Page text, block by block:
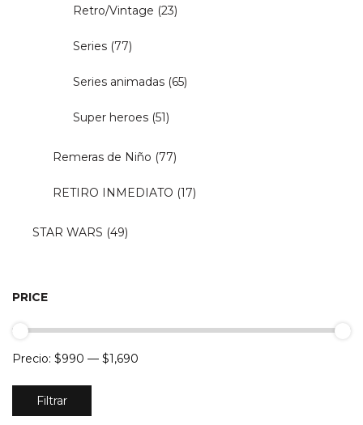
Retro/Vintage (23)
Series (77)
Series animadas (65)
Super heroes (51)
Remeras de Niño (77)
RETIRO INMEDIATO (17)
STAR WARS (49)
PRICE
Precio
mínimo
Precio
máximo
Filtrar
Precio: $990 — $1,690